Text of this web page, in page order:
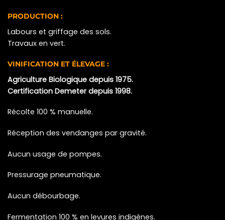
PRODUCTION :
Labours et griffage des sols.
Travaux en vert.
VINIFICATION ET ÉLEVAGE :
Agriculture Biologique depuis 1975.
Certification Demeter depuis 1998.
Récolte 100 % manuelle.
Réception des vendanges par gravité.
Aucun usage de pompes.
Pressurage pneumatique.
Aucun débourbage.
Fermentation 100 % en levures indigènes.